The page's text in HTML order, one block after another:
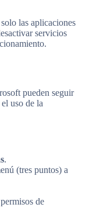
las aplicaciones
servicios
pueden seguir
uso de la
.
(tres puntos) a
de